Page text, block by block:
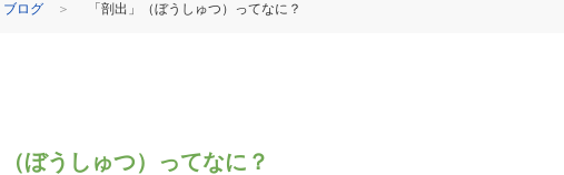
ブログ ＞ 「剖出」（ぼうしゅつ）ってなに？
（ぼうしゅつ）ってなに？